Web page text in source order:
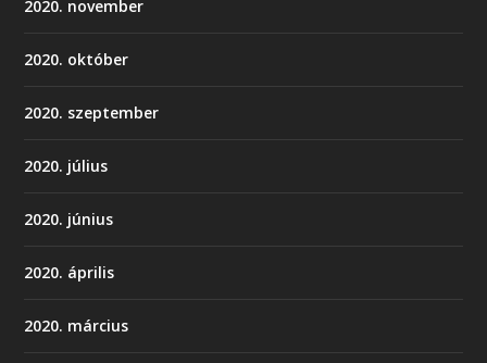
2020. november
2020. október
2020. szeptember
2020. július
2020. június
2020. április
2020. március